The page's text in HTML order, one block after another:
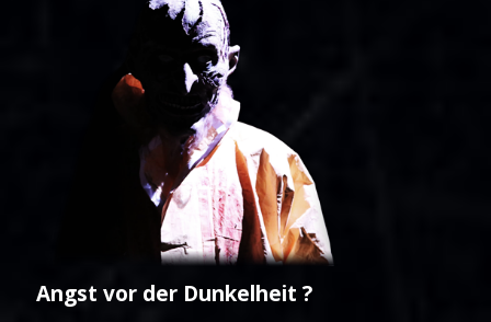
Angst vor der Dunkelheit ?